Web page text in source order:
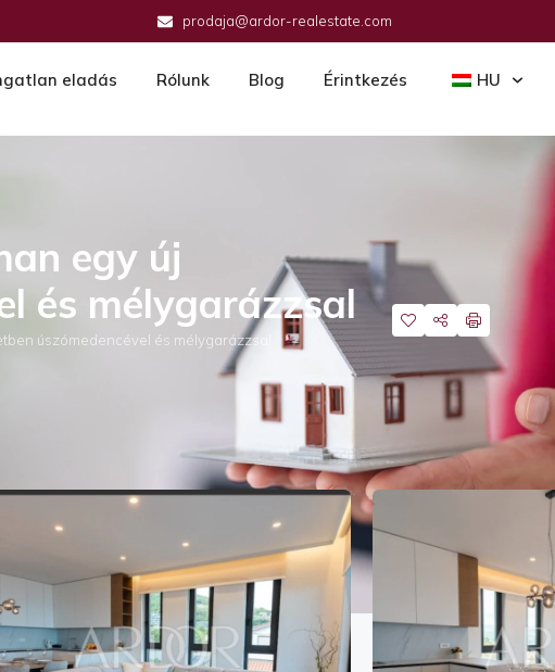
prodaja@ardor-realestate.com
eladás Rólunk Blog Érintkezés HU
egy új
és mélygarázzsal
úszómedencével és mélygarázzsal